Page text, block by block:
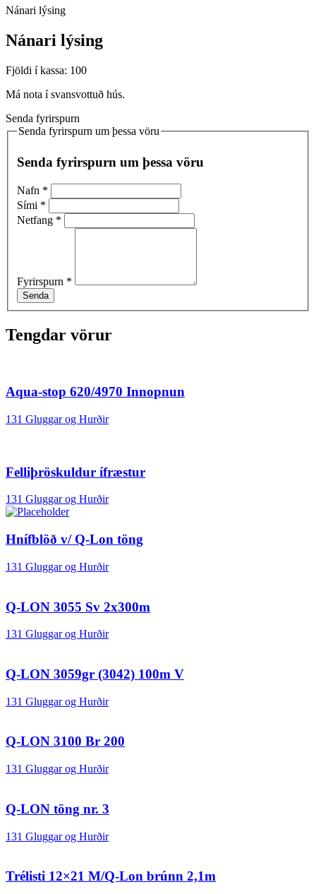
Nánari lýsing
Nánari lýsing
Fjöldi í kassa: 100
Má nota í svansvottuð hús.
Senda fyrirspurn
Senda fyrirspurn um þessa vöru
Senda fyrirspurn um þessa vöru
Nafn *
Sími *
Netfang *
Fyrirspurn *
Senda
Tengdar vörur
Aqua-stop 620/4970 Innopnun
131 Gluggar og Hurðir
Felliþröskuldur ífræstur
131 Gluggar og Hurðir
Hnífblöð v/ Q-Lon töng
131 Gluggar og Hurðir
Q-LON 3055 Sv 2x300m
131 Gluggar og Hurðir
Q-LON 3059gr (3042) 100m V
131 Gluggar og Hurðir
Q-LON 3100 Br 200
131 Gluggar og Hurðir
Q-LON töng nr. 3
131 Gluggar og Hurðir
Trélisti 12×21 M/Q-Lon brúnn 2,1m